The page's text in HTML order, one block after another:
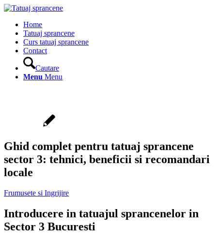
Home
Tatuaj sprancene
Curs tatuaj sprancene
Contact
Cautare
Menu Menu
Ghid complet pentru tatuaj sprancene
sector 3: tehnici, beneficii si recomandari
locale
Frumusete si Ingrijire
Introducere in tatuajul sprancenelor in
Sector 3 Bucuresti